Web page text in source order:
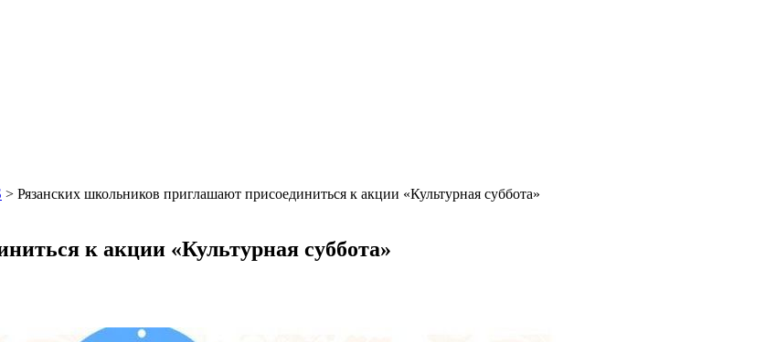
> Рязанских школьников приглашают присоединиться к акции «Культурная суббота»
к акции «Культурная суббота»